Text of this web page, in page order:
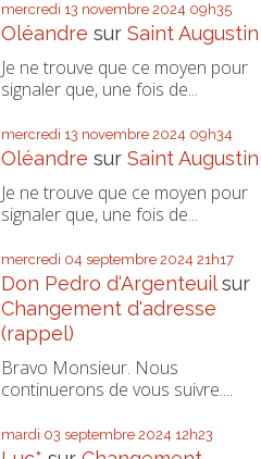
mercredi 13 novembre 2024 09h35
Oléandre sur Saint Augustin
Je ne trouve que ce moyen pour
signaler que, une fois de...
mercredi 13 novembre 2024 09h34
Oléandre sur Saint Augustin
Je ne trouve que ce moyen pour
signaler que, une fois de...
mercredi 04 septembre 2024 21h17
Don Pedro d‘Argenteuilsur
Changement d'adresse
(rappel)
Bravo Monsieur. Nous
continuerons de vous suivre....
mardi 03 septembre 2024 12h23